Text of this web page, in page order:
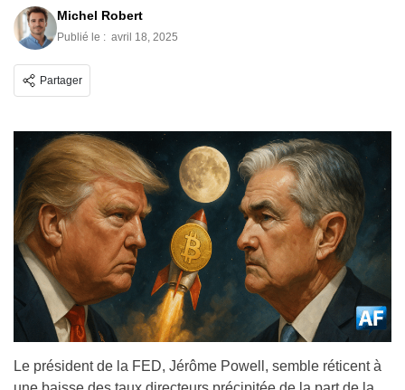
Michel Robert
Publié le : avril 18, 2025
Partager
Le président de la FED, Jérôme Powell, semble réticent à